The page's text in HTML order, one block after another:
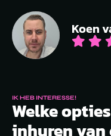
Koen
IK HEB INTERESSE!
Welke
inhuren van